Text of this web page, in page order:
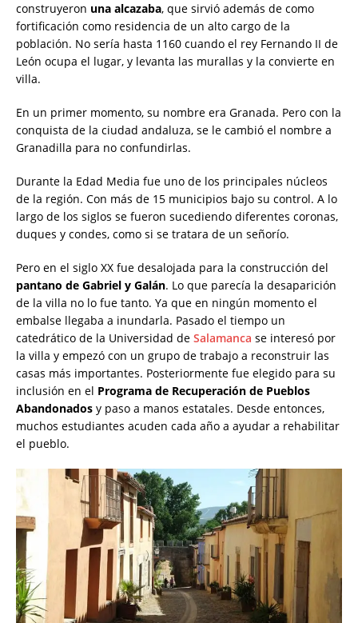
construyeron una alcazaba, que sirvió además de como
fortificación como residencia de un alto cargo de la
población. No sería hasta 1160 cuando el rey Fernando II de
León ocupa el lugar, y levanta las murallas y la convierte en
villa.
En un primer momento, su nombre era Granada. Pero con la
conquista de la ciudad andaluza, se le cambió el nombre a
Granadilla para no confundirlas.
Durante la Edad Media fue uno de los principales núcleos
de la región. Con más de 15 municipios bajo su control. A lo
largo de los siglos se fueron sucediendo diferentes coronas,
duques y condes, como si se tratara de un señorío.
Pero en el siglo XX fue desalojada para la construcción del
pantano de Gabriel y Galán. Lo que parecía la desaparición
de la villa no lo fue tanto. Ya que en ningún momento el
embalse llegaba a inundarla. Pasado el tiempo un
catedrático de la Universidad de Salamanca se interesó por
la villa y empezó con un grupo de trabajo a reconstruir las
casas más importantes. Posteriormente fue elegido para su
inclusión en el Programa de Recuperación de Pueblos
Abandonados y paso a manos estatales. Desde entonces,
muchos estudiantes acuden cada año a ayudar a rehabilitar
el pueblo.